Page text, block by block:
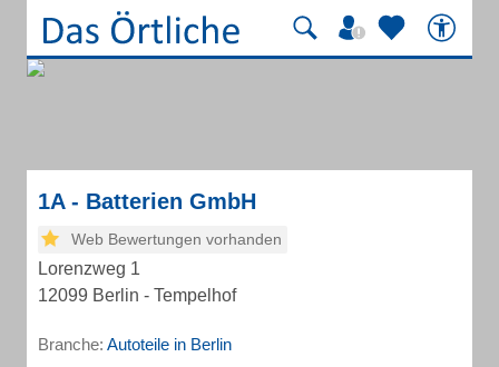
1A - Batterien GmbH
Web Bewertungen vorhanden
Lorenzweg 1
12099 Berlin - Tempelhof
Branche: Autoteile in Berlin